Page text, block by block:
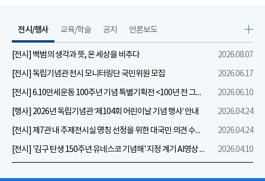
전시/행사
[전시] 백범의 생각과 뜻, 온 세상을 비추다
2026.08.07
[전시] 독립기념관 전시 모니터링단 국민위원 모집
2026.06.17
[전시] 6.10만세운동 100주년 기념 특별기획전 <100년 전 그날을 보다: 6.10만세운동>
2026.06.10
[행사] 2026년 독립기념관 ‘제104회 어린이날 기념 행사’ 안내
2026.04.24
[전시] 제7관 내 주제전시실 명칭 선정을 위한 대국민 의견 수렴 실시
2026.04.24
[전시] '김구 탄생 150주년 유네스코 기념해' 지정 계기 AI영상 국민공모 개최 안내
2026.04.10
교육/학술 공지 언론보도